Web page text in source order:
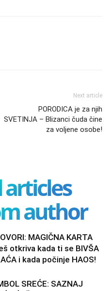
Next article
PORODICA je za njih
SVETINJA – Blizanci čuda čine
za voljene osobe!
author
MAGIČNA KARTA
otkriva kada ti se BIVŠA
i kada počinje HAOS!
SREĆE: SAZNAJ